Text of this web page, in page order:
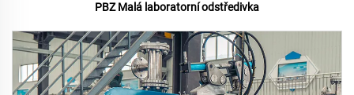
PBZ Malá laboratorní odstředivka